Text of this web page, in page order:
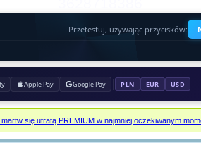
Przetestuj, używając przycisków:
Apple Pay Google Pay PLN EUR USD
się utratą PREMIUM w najmniej oczekiwanym